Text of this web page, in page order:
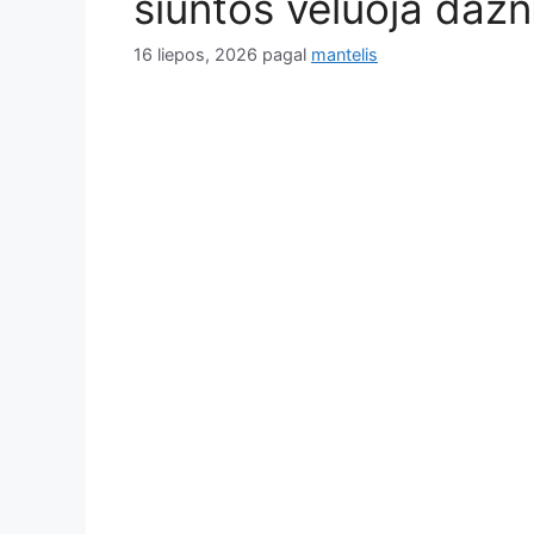
16 liepos, 2026 pagal mantelis